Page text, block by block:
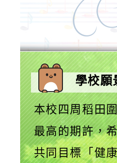
學校
本校四周稻田
最高的期許，
共同目標「健